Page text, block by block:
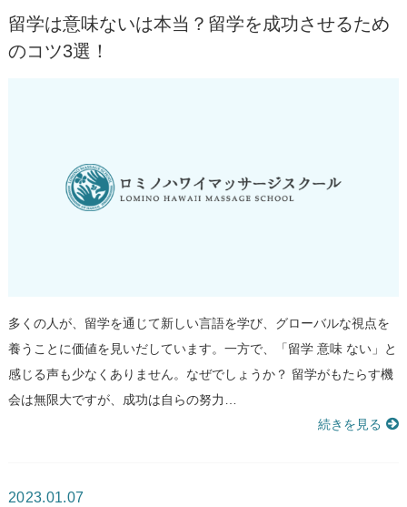
留学は意味ないは本当？留学を成功させるため
のコツ3選！
多くの人が、留学を通じて新しい言語を学び、グローバルな視点を
養うことに価値を見いだしています。一方で、「留学 意味 ない」と
感じる声も少なくありません。なぜでしょうか？ 留学がもたらす機
会は無限大ですが、成功は自らの努力…
続きを見る
2023.01.07